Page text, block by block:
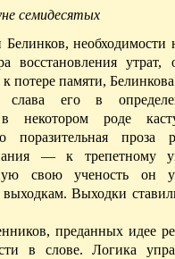
семидесятых
необходимости
восстановления утрат,
к потере памяти,
слава его в
некотором роде
проза
— к трепетному
свою ученость он
Выходки
преданных идее
в слове. Логика